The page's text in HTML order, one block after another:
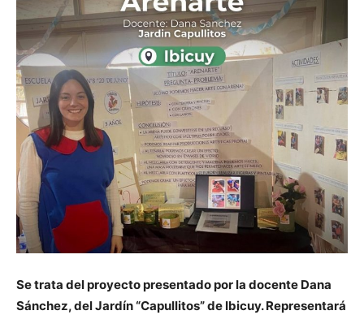
Se trata del proyecto presentado por la docente Dana
Sánchez, del Jardín “Capullitos” de Ibicuy. Representará